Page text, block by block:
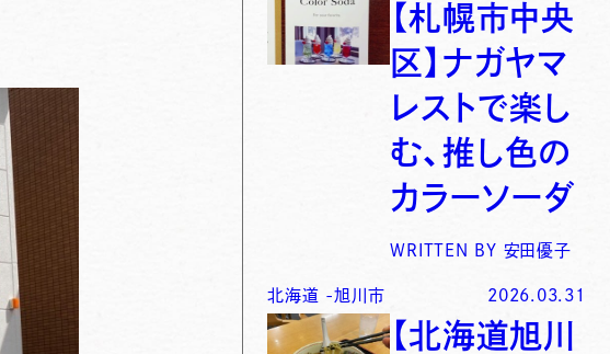
【札幌市中央
区】ナガヤマ
レストで楽し
む、推し色の
カラーソーダ
WRITTEN BY 安田優子
北海道 -旭川市 2026.03.31
【北海道旭川